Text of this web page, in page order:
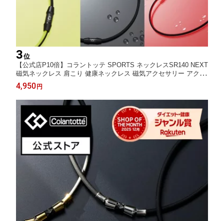
3位
【公式店P10倍】コラントッテ SPORTS ネックレスSR140 NEXT
磁気ネックレス 肩こり 健康ネックレス 磁気アクセサリー アクセ
サリー プレゼント ギフト 男性 メンズ 自分 ご褒美
4,950 円